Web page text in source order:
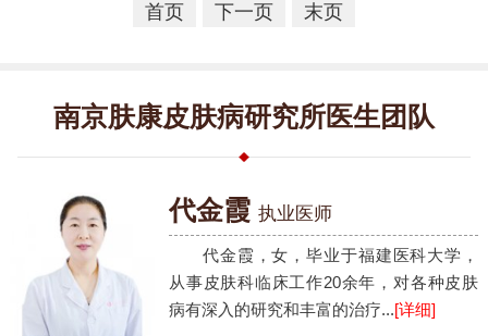
首页 下一页 末页
南京肤康皮肤病研究所医生团队
代金霞 执业医师
代金霞，女，毕业于福建医科大学，
从事皮肤科临床工作20余年，对各种皮肤
病有深入的研究和丰富的治疗...[详细]